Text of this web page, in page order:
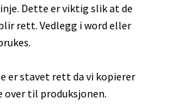
Dette er viktig slik at de
rett. Vedlegg i word eller
er stavet rett da vi kopierer
over til produksjonen.